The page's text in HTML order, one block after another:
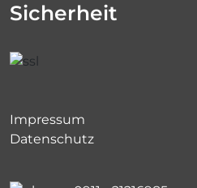
Sicherheit
Impressum
Datenschutz